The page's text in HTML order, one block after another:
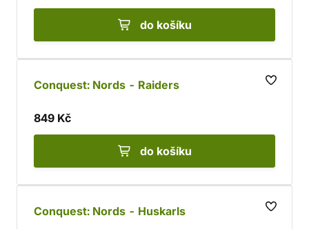
do košíku
Conquest: Nords - Raiders
849 Kč
do košíku
Conquest: Nords - Huskarls